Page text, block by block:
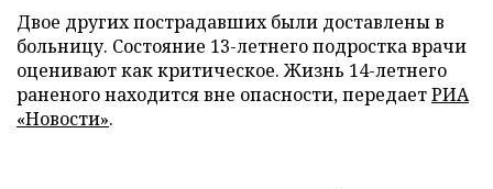
Двое других пострадавших были доставлены в
больницу. Состояние 13-летнего подростка врачи
оценивают как критическое. Жизнь 14-летнего
раненого находится вне опасности, передаетРИА
«Новости».